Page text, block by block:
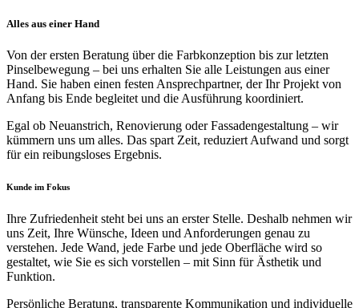
Alles aus einer Hand
Von der ersten Beratung über die Farbkonzeption bis zur letzten
Pinselbewegung – bei uns erhalten Sie alle Leistungen aus einer
Hand. Sie haben einen festen Ansprechpartner, der Ihr Projekt von
Anfang bis Ende begleitet und die Ausführung koordiniert.
Egal ob Neuanstrich, Renovierung oder Fassadengestaltung – wir
kümmern uns um alles. Das spart Zeit, reduziert Aufwand und sorgt
für ein reibungsloses Ergebnis.
Kunde im Fokus
Ihre Zufriedenheit steht bei uns an erster Stelle. Deshalb nehmen wir
uns Zeit, Ihre Wünsche, Ideen und Anforderungen genau zu
verstehen. Jede Wand, jede Farbe und jede Oberfläche wird so
gestaltet, wie Sie es sich vorstellen – mit Sinn für Ästhetik und
Funktion.
Persönliche Beratung, transparente Kommunikation und individuelle